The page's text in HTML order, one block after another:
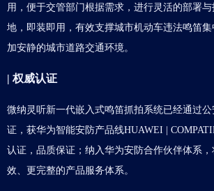
用，便于交管部门根据需求，进行灵活的部署
地，即装即用，有效支撑城市机动车违法鸣笛
加安静的城市道路交通环境。
| 权威认证
微纳灵听新一代嵌入式鸣笛抓拍系统已经通过
证，获华为智能安防产品线HUAWEI |
认证，品质保证；纳入华为安防合作伙伴体系
效、更完整的产品服务体系。